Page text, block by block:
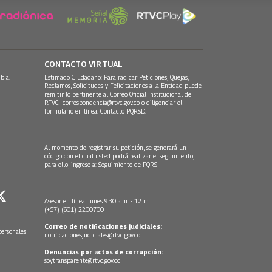
CONTACTO VIRTUAL
Estimado Ciudadano: Para radicar Peticiones, Quejas,
Reclamos, Solicitudes y Felicitaciones a la Entidad puede
remitir lo pertinente al Correo Oficial Institucional de
RTVC correspondencia@rtvc.gov.co o diligenciar el
formulario en línea: Contacto PQRSD.
Al momento de registrar su petición, se generará un
código con el cual usted podrá realizar el seguimiento,
para ello, ingrese a: Seguimiento de PQRS
Asesor en línea: lunes 9:30 a.m. - 12 m
(+57) (601) 2200700
Correo de notificaciones judiciales:
notificacionesjudiciales@rtvc.gov.co
Denuncias por actos de corrupción:
soytransparente@rtvc.gov.co